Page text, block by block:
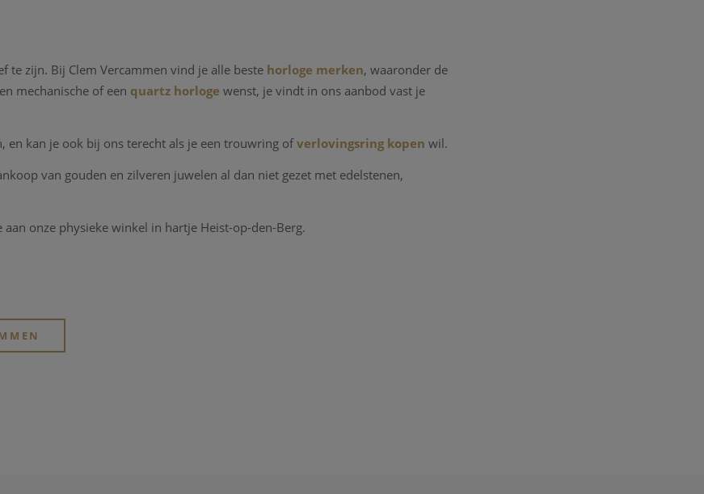
zijn. Bij Clem Vercammen vind je alle beste horloge merken, waaronder de
mechanische of een quartz horloge wenst, je vindt in ons aanbod vast je
en kan je ook bij ons terecht als je een trouwring ofverlovingsring kopen wil.
van gouden en zilveren juwelen al dan niet gezet met edelstenen,
onze physieke winkel in hartje Heist-op-den-Berg.